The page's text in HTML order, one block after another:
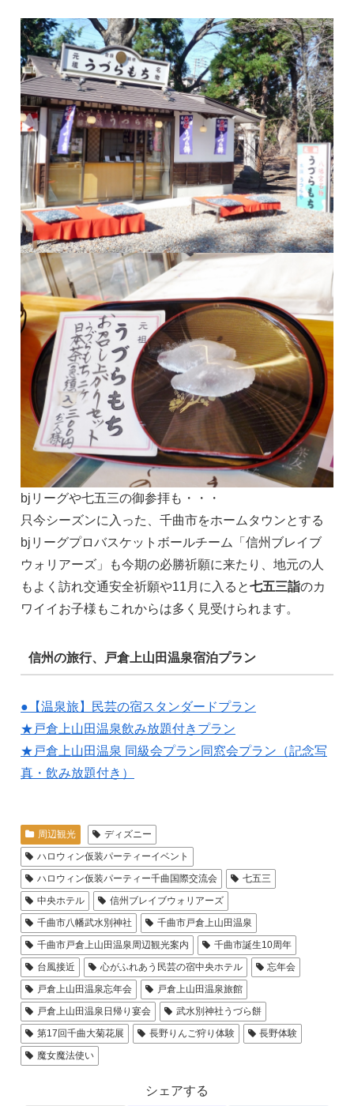
bjリーグや七五三の御参拝も・・・
只今シーズンに入った、千曲市をホームタウンとする
bjリーグプロバスケットボールチーム「信州ブレイブ
ウォリアーズ」も今期の必勝祈願に来たり、地元の人
もよく訪れ交通安全祈願や11月に入ると七五三詣のカ
ワイイお子様もこれからは多く見受けられます。
信州の旅行、戸倉上山田温泉宿泊プラン
●【温泉旅】民芸の宿スタンダードプラン
★戸倉上山田温泉飲み放題付きプラン
★戸倉上山田温泉 同級会プラン同窓会プラン（記念写
真・飲み放題付き）
周辺観光
ディズニー
ハロウィン仮装パーティーイベント
ハロウィン仮装パーティー千曲国際交流会
七五三
中央ホテル
信州ブレイブウォリアーズ
千曲市八幡武水別神社
千曲市戸倉上山田温泉
千曲市戸倉上山田温泉周辺観光案内
千曲市誕生10周年
台風接近
心がふれあう民芸の宿中央ホテル
忘年会
戸倉上山田温泉忘年会
戸倉上山田温泉旅館
戸倉上山田温泉日帰り宴会
武水別神社うづら餅
第17回千曲大菊花展
長野りんご狩り体験
長野体験
魔女魔法使い
シェアする